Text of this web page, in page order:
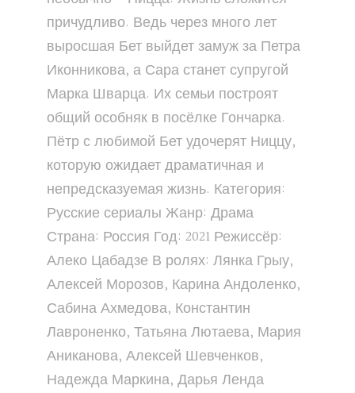
причудливо. Ведь через много лет
выросшая Бет выйдет замуж за Петра
Иконникова, а Сара станет супругой
Марка Шварца. Их семьи построят
общий особняк в посёлке Гончарка.
Пётр с любимой Бет удочерят Ниццу,
которую ожидает драматичная и
непредсказуемая жизнь. Категория:
Русские сериалы Жанр: Драма
Страна: Россия Год: 2021 Режиссёр:
Алеко Цабадзе В ролях: Лянка Грыу,
Алексей Морозов, Карина Андоленко,
Сабина Ахмедова, Константин
Лавроненко, Татьяна Лютаева, Мария
Аниканова, Алексей Шевченков,
Надежда Маркина, Дарья Ленда